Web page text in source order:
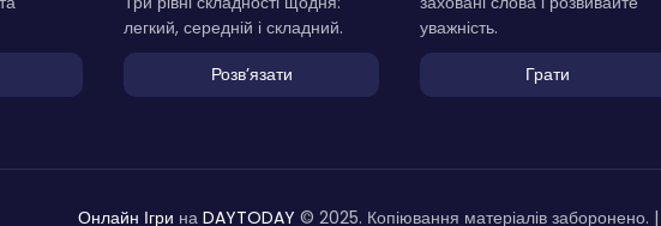
легкий, середній і складний.
Розвʼязати
уважність.
Грати
Онлайн Ігри на DAYTODAY © 2025. Копіювання матеріалів заборонено. |